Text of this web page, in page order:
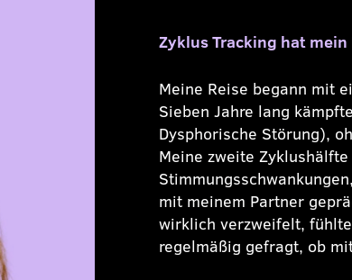
Zyklus Tracking hat
Meine Reise begann mit
Sieben Jahre lang
Dysphorische Störung),
Meine zweite
mit meinem Partner
wirklich verzweifelt,
regelmäßig gefragt, ob